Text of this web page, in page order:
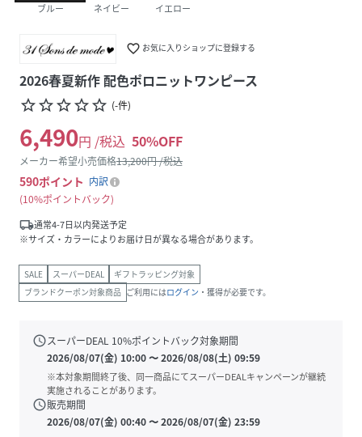
ブルー ネイビー イエロー
favorite_border お気に入りショップに登録する
2026春夏新作 配色ポロニットワンピース
star_borderstar_borderstar_borderstar_borderstar_border (-件)
6,490円 /税込 50%OFF
メーカー希望小売価格13,200円 /税込
590ポイント 内訳
10%ポイントバック
local_shipping通常4-7日以内発送予定
※サイズ・カラーによりお届け日が異なる場合があります。
SALE スーパーDEAL
ギフトラッピング対象
ブランドクーポン対象商品 ご利用にはログイン ・獲得が必要です。
scheduleスーパーDEAL 10%ポイントバック対象期間
2026/08/07(金) 10:00〜2026/08/08(土) 09:59
※本対象期間終了後、同一商品にてスーパーDEALキャンペーンが継続
実施されることがあります。
schedule販売期間
2026/08/07(金) 00:40〜2026/08/07(金) 23:59